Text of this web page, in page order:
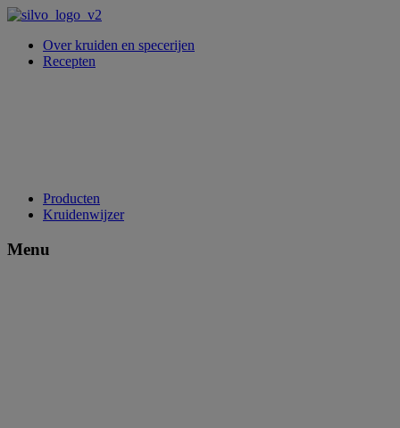
Over kruiden en specerijen
Recepten
Producten
Kruidenwijzer
Menu